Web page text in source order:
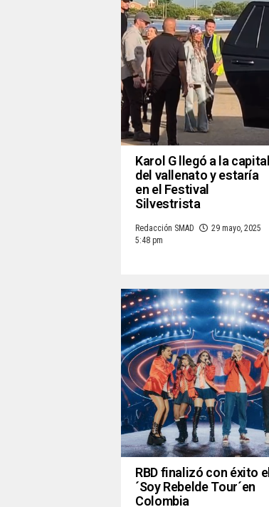
Karol G llegó a la capital
del vallenato y estaría
en el Festival
Silvestrista
Redacción SMAD
29 mayo, 2025
5:48 pm
RBD finalizó con éxito el
´Soy Rebelde Tour´en
Colombia